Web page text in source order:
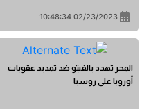
02/23/2023 10:48:34
المجر تهدد بالفيتو ضد تمديد عقوبات
أوروبا على روسيا